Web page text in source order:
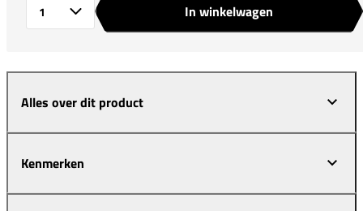
In winkelwagen
Alles over dit product
Kenmerken